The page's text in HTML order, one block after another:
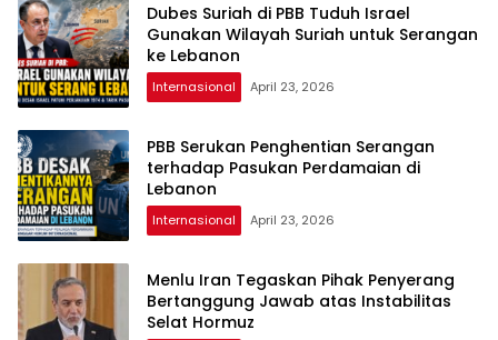
Dubes Suriah di PBB Tuduh Israel
Gunakan Wilayah Suriah untuk Serangan
ke Lebanon
Internasional April 23, 2026
PBB Serukan Penghentian Serangan
terhadap Pasukan Perdamaian di
Lebanon
Internasional April 23, 2026
Menlu Iran Tegaskan Pihak Penyerang
Bertanggung Jawab atas Instabilitas
Selat Hormuz